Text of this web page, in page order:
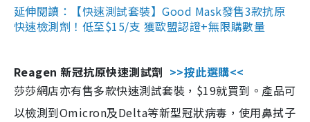
延伸閱讀：【快速測試套裝】Good Mask發售3款抗原
快速檢測劑！低至$15/支 獲歐盟認證+無限購數量
Reagen 新冠抗原快速測試劑 >>按此選購<<
莎莎網店亦有售多款快速測試套裝，$19就買到。產品可
以檢測到Omicron及Delta等新型冠狀病毒，使用鼻拭子